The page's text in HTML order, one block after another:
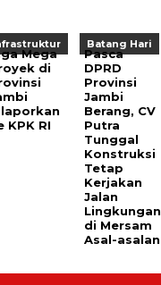
Mega
di
KPK RI
Batang Hari
Pasca
DPRD
Provinsi
Jambi
Berang, CV
Putra
Tunggal
Konstruksi
Tetap
Kerjakan
Jalan
Lingkungan
di Mersam
Asal-asalan